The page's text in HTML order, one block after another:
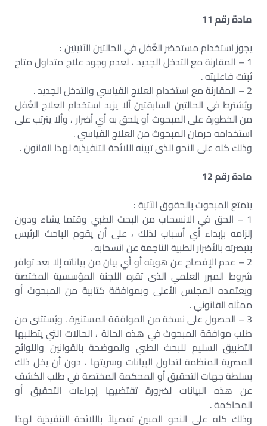
مادة رقم 11
يجوز استخدام مستحضر الغُفل في الحالتين الآتيتين :
1 – المقارنة مع التدخل الجديد ، لعدم وجود علاج متداول متاح
ثبتت فاعليته .
2 – المقارنة مع استخدام العلاج القياسي والتدخل الجديد .
ويُشترط في الحالتين السابقتين ألا يزيد استخدام العلاج الغُفل
من الخطورة على المبحوث أو يلحق به أي أضرار ، وألا يترتب على
استخدامه حرمان المبحوث من العلاج القياسي .
وذلك كله على النحو الذى تبينه اللائحة التنفيذية لهذا القانون .
مادة رقم 12
يتمتع المبحوث بالحقوق الآتية :
1 – الحق في الانسحاب من البحث الطبي وقتما يشاء ودون
إلزامه بإبداء أي أسباب لذلك ، على أن يقوم الباحث الرئيس
بتبصرته بالأضرار الطبية الناجمة عن انسحابه .
2 – عدم الإفصاح عن هويته أو أي بيان من بياناته إلا بعد توافر
شروط المبرر العلمي الذى تقره اللجنة المؤسسية المختصة
ويعتمده المجلس الأعلى وبموافقة كتابية من المبحوث أو
ممثله القانوني .
3 – الحصول على نسخة من الموافقة المستنيرة . ويُستثنى من
طلب موافقة المبحوث في هذه الحالة ، الحالات التي يتطلبها
التطبيق السليم للبحث الطبي والموضحة بالقوانين واللوائح
المصرية المنظمة لتداول البيانات وسريتها ، دون أن يخل ذلك
بسلطة جهات التحقيق أو المحكمة المختصة في طلب الكشف
عن هذه البيانات لضرورة تقتضيها إجراءات التحقيق أو
المحاكمة .
وذلك كله على النحو المبين تفصيلاً باللائحة التنفيذية لهذا